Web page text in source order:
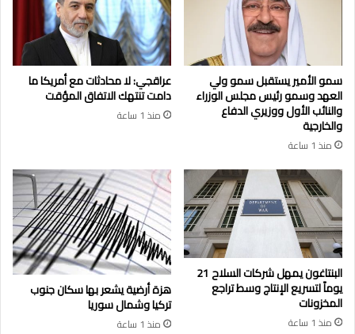
سمو الأمير يستقبل سمو ولي
العهد وسمو رئيس مجلس الوزراء
والنائب الأول ووزيري الدفاع
والخارجية
منذ 1 ساعة
عراقجي: لا محادثات مع أمريكا ما
دامت تنتهك الاتفاق المؤقت
منذ 1 ساعة
البنتاغون يمهل شركات السلاح 21
يوماً لتسريع الإنتاج وسط تراجع
المخزونات
منذ 1 ساعة
هزة أرضية يشعر بها سكان جنوب
تركيا وشمال سوريا
منذ 1 ساعة